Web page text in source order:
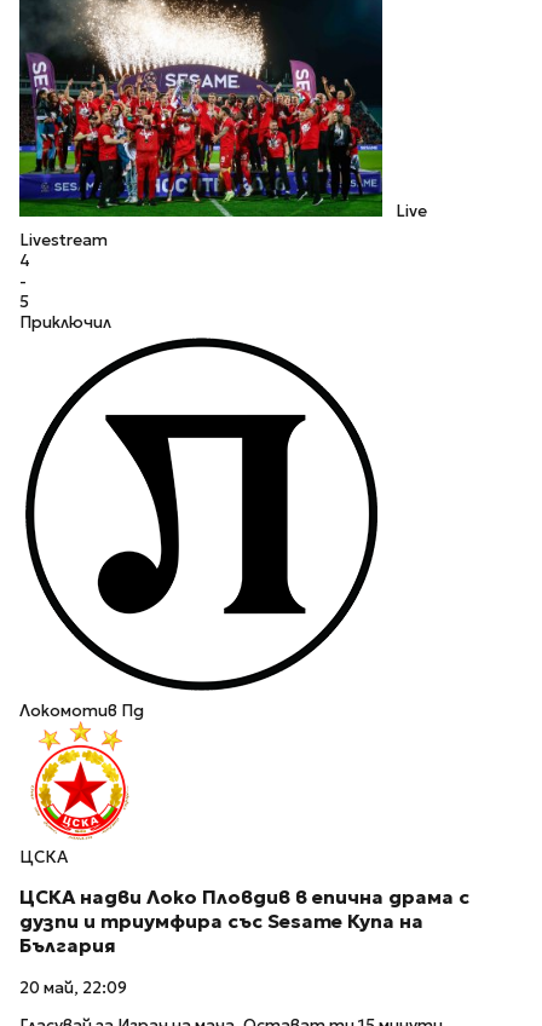
Live
Livestream
4
-
5
Приключил
Локомотив Пд
ЦСКА
ЦСКА надви Локо Пловдив в епична драма с
дузпи и триумфира със Sesame Купа на
България
20 май, 22:09